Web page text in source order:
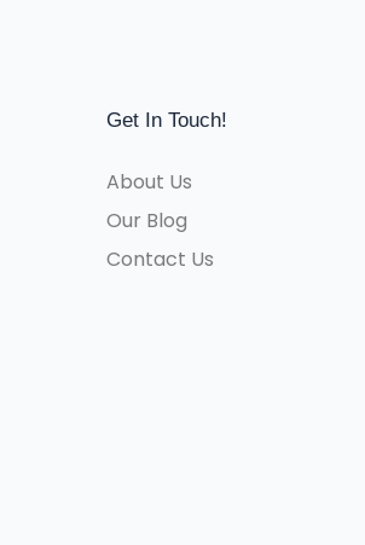
Get In Touch!
About Us
Our Blog
Contact Us